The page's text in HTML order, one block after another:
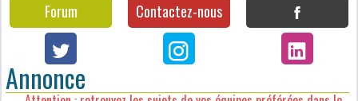
Forum Contactez-nous
Annonce